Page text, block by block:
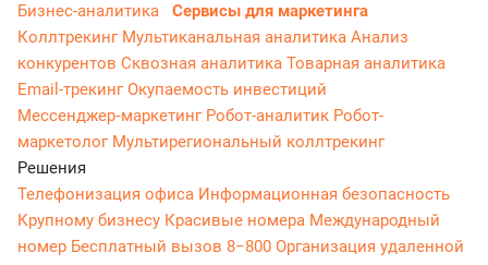
Бизнес-аналитика
Сервисы для маркетинга
Коллтрекинг Мультиканальная аналитика Анализ
конкурентов Сквозная аналитика Товарная аналитика
Email-трекингОкупаемость инвестиций
Мессенджер‑маркетинг Робот-аналитик Робот-
маркетолог Мультирегиональный коллтрекинг
Решения
Телефонизация офиса Информационная безопасность
Крупному бизнесу Красивые номера Международный
номер Бесплатный вызов 8−800 Организация удаленной